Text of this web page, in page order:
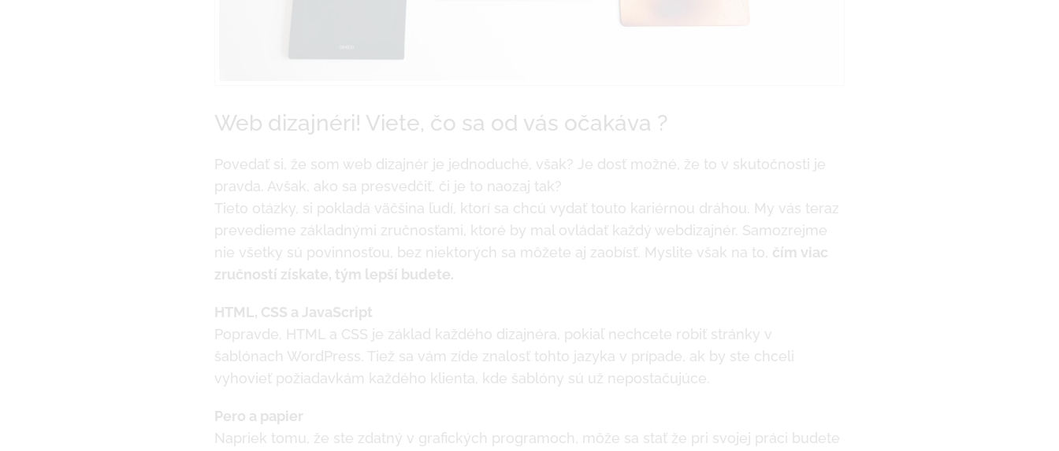
Web dizajnéri! Viete, čo sa od vás očakáva ?
Povedať si, že som web dizajnér je jednoduché, však? Je dosť možné, že to v skutočnosti je
pravda. Avšak, ako sa presvedčiť, či je to naozaj tak?
Tieto otázky, si pokladá väčšina ľudí, ktorí sa chcú vydať touto kariérnou dráhou. My vás teraz
prevedieme základnými zručnosťami, ktoré by mal ovládať každý webdizajnér. Samozrejme
nie všetky sú povinnosťou, bez niektorých sa môžete aj zaobísť. Myslite však na to, čím viac
zručností získate, tým lepší budete.
HTML, CSS a JavaScript
Popravde, HTML a CSS je základ každého dizajnéra, pokiaľ nechcete robiť stránky v
šablónach WordPress. Tiež sa vám zíde znalosť tohto jazyka v prípade, ak by ste chceli
vyhovieť požiadavkám každého klienta, kde šablóny sú už nepostačujúce.
Pero a papier
Napriek tomu, že ste zdatný v grafických programoch, môže sa stať že pri svojej práci budete